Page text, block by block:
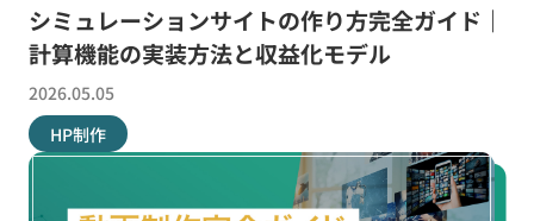
シミュレーションサイトの作り方完全ガイド｜
計算機能の実装方法と収益化モデル
2026.05.05
HP制作